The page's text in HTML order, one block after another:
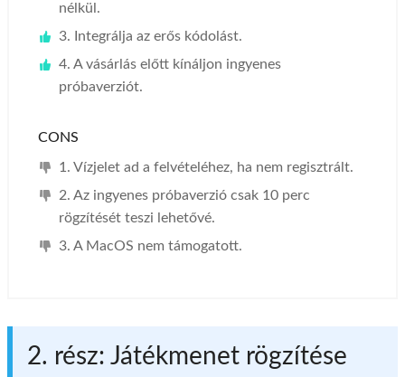
nélkül.
3. Integrálja az erős kódolást.
4. A vásárlás előtt kínáljon ingyenes
próbaverziót.
CONS
1. Vízjelet ad a felvételéhez, ha nem regisztrált.
2. Az ingyenes próbaverzió csak 10 perc
rögzítését teszi lehetővé.
3. A MacOS nem támogatott.
2. rész: Játékmenet rögzítése